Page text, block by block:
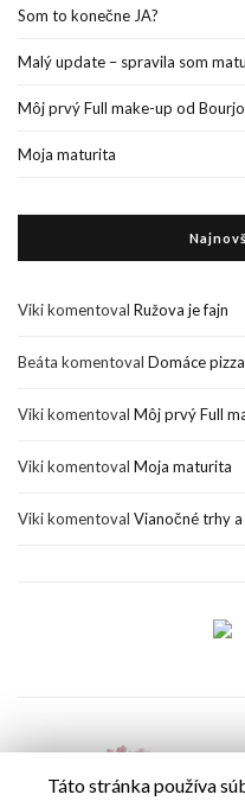
Som to konečne JA?
Malý update – spravila som
Môj prvý Full make-up od
Moja maturita
Vikikomentoval Ružova je fajn
Beáta komentoval Domáce
Vikikomentoval Môj prvý Full
Vikikomentoval Moja maturita
Vikikomentoval Vianočné trhy
Táto stránka používa